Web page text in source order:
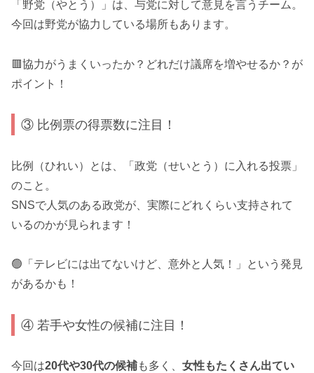
「野党（やとう）」は、与党に対して意見を言うチーム。
今回は野党が協力している場所もあります。
🟥協力がうまくいったか？どれだけ議席を増やせるか？が
ポイント！
③ 比例票の得票数に注目！
比例（ひれい）とは、「政党（せいとう）に入れる投票」
のこと。
SNSで人気のある政党が、実際にどれくらい支持されて
いるのかが見られます！
🟢「テレビには出てないけど、意外と人気！」という発見
があるかも！
④ 若手や女性の候補に注目！
今回は20代や30代の候補も多く、 女性もたくさん出てい